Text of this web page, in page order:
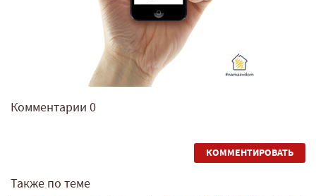
Комментарии 0
КОММЕНТИРОВАТЬ
Также по теме